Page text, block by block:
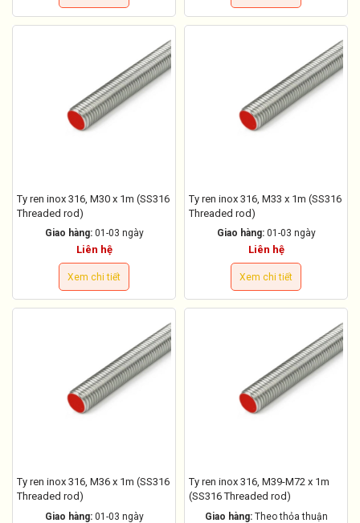
Ty ren inox 316, M30 x 1m (SS316
Threaded rod)
Giao hàng: 01-03 ngày
Liên hệ
Xem chi tiết
Ty ren inox 316, M33 x 1m (SS316
Threaded rod)
Giao hàng: 01-03 ngày
Liên hệ
Xem chi tiết
Ty ren inox 316, M36 x 1m (SS316
Threaded rod)
Giao hàng: 01-03 ngày
Ty ren inox 316, M39-M72 x 1m
(SS316 Threaded rod)
Giao hàng: Theo thỏa thuận